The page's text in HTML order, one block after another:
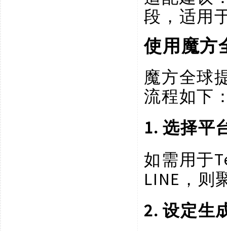
段，适用
使用魔方
魔方全球
流程如下
1. 选择平
如需用于
LINE，则
2. 设定生